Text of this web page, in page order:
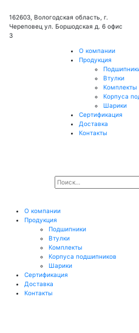
162603, Вологодская область, г.
Череповец ул. Боршодская д. 6 офис
3
О компании
Продукция
Втулки
Комплекты
Корпуса
Шарики
Сертификация
Доставка
Контакты
О компании
Продукция
Подшипники
Втулки
Комплекты
Корпуса подшипников
Шарики
Сертификация
Доставка
Контакты